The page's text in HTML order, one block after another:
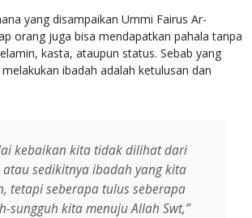
yang disampaikan Ummi Fairus Ar-
orang juga bisa mendapatkan pahala tanpa
kasta, ataupun status. Sebab yang
ibadah adalah ketulusan dan
kebaikan kita tidak dilihat dari
atau sedikitnya ibadah yang kita
tetapi seberapa tulus seberapa
sungguh kita menuju Allah Swt,”